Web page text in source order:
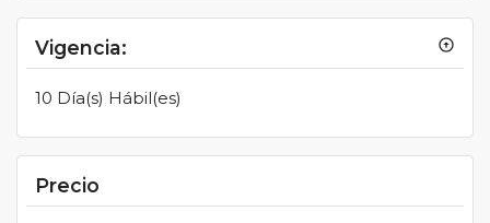
Vigencia: arrow_circle_up
10 Día(s) Hábil(es)
Precio